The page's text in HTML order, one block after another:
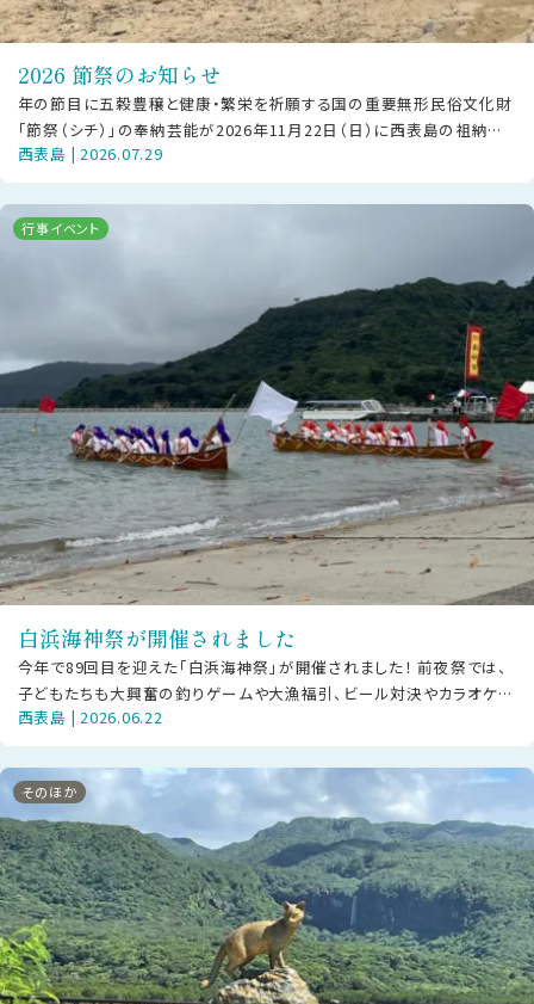
2026 節祭のお知らせ
年の節目に五穀豊穣と健康・繁栄を祈願する国の重要無形民俗文化財
「節祭（シチ）」の奉納芸能が2026年11月22日（日）に西表島の祖納地
区・干立地区にて披露されま
西表島 | 2026.07.29
行事イベント
白浜海神祭が開催されました
今年で89回目を迎えた「白浜海神祭」が開催されました！ 前夜祭では、
子どもたちも大興奮の釣りゲームや大漁福引、ビール対決やカラオケ大
会など大人も子どもも楽しいひ
西表島 | 2026.06.22
そのほか